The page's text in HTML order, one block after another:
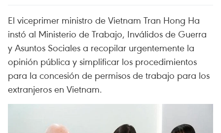
El viceprimer ministro de Vietnam Tran Hong Ha
instó al Ministerio de Trabajo, Inválidos de Guerra
y Asuntos Sociales a recopilar urgentemente la
opinión pública y simplificar los procedimientos
para la concesión de permisos de trabajo para los
extranjeros en Vietnam.